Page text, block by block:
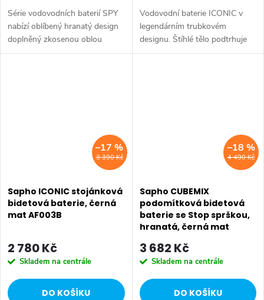
Série vodovodních baterií SPY
nabízí oblíbený hranatý design
doplněný zkosenou oblou
hranou. Díky tomuto spojení
Vodovodní baterie ICONIC v
legendárním trubkovém
designu. Štíhlé tělo podtrhuje
nadčasovost, čistotu a
3 390 Kč
–17 %
Sapho ICONIC stojánková
bidetová baterie, černá
mat AF003B
2 780 Kč
Skladem na centrále
DO KOŠÍKU
4 490 Kč
–18 %
Sapho CUBEMIX
podomítková bidetová
baterie se Stop sprškou,
hranatá, černá mat
3 682 Kč
Skladem na centrále
DO KOŠÍKU